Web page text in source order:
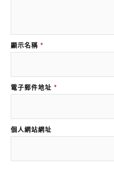
顯示名稱 *
電子郵件地址 *
個人網站網址